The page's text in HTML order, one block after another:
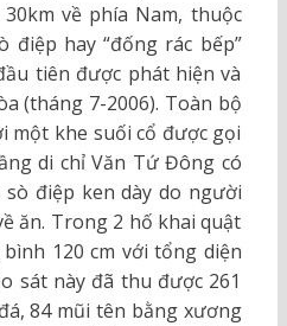
về phía Nam, thuộc
điệp hay “đống rác bếp”
tiên được phát hiện và
(tháng 7-2006). Toàn bộ
một khe suối cổ được gọi
di chỉ Văn Tứ Đông có
điệp ken dày do người
ăn. Trong 2 hố khai quật
120 cm với tổng diện
sát này đã thu được 261
84 mũi tên bằng xương